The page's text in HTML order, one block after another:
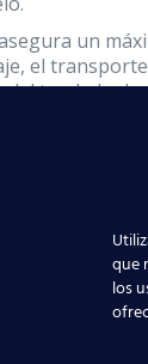
un
el
traslado
en uno de
en
de un
puesto de
En El
Obtención
Pasajeros.
que
los